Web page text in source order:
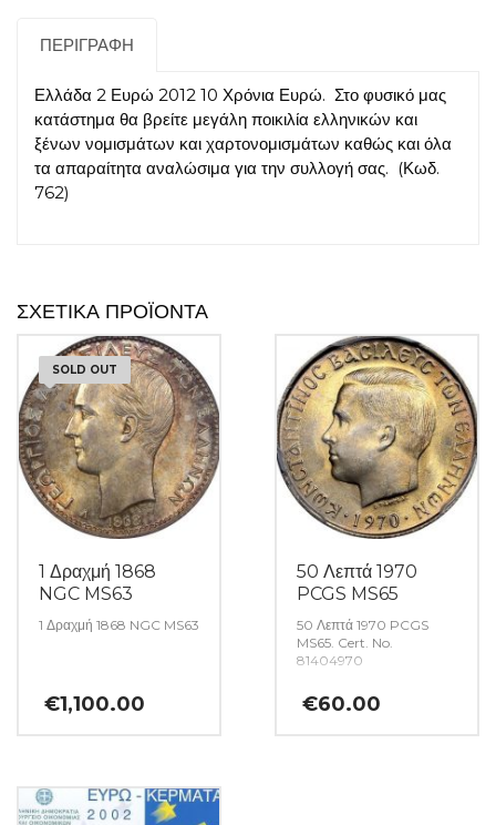
ΠΕΡΙΓΡΑΦΉ
Ελλάδα 2 Ευρώ 2012 10 Χρόνια Ευρώ. Στο φυσικό μας
κατάστημα θα βρείτε μεγάλη ποικιλία ελληνικών και
ξένων νομισμάτων και χαρτονομισμάτων καθώς και όλα
τα απαραίτητα αναλώσιμα για την συλλογή σας. (Κωδ.
762)
ΣΧΕΤΙΚΆ ΠΡΟΪΌΝΤΑ
SOLD OUT
1 Δραχμή 1868
NGC MS63
1 Δραχμή 1868 NGC MS63
€1,100.00
50 Λεπτά 1970
PCGS MS65
50 Λεπτά 1970 PCGS
MS65. Cert. No.
81404970
€60.00